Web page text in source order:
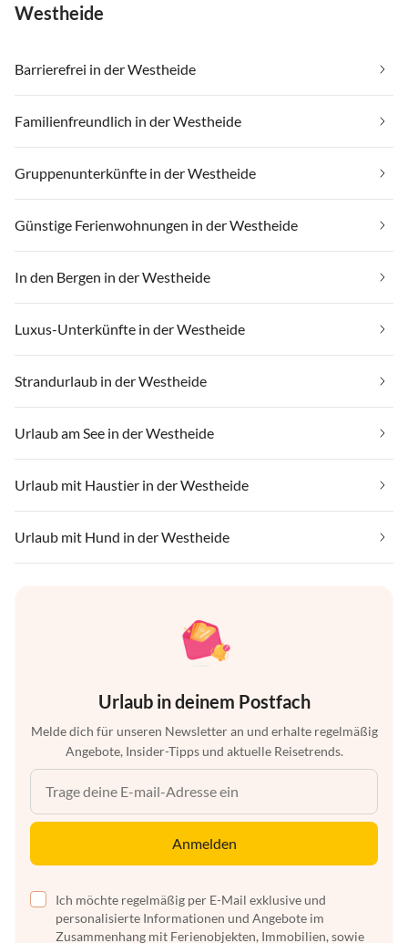
Westheide
Barrierefrei in der Westheide
Familienfreundlich in der Westheide
Gruppenunterkünfte in der Westheide
Günstige Ferienwohnungen in der Westheide
In den Bergen in der Westheide
Luxus-Unterkünfte in der Westheide
Strandurlaub in der Westheide
Urlaub am See in der Westheide
Urlaub mit Haustier in der Westheide
Urlaub mit Hund in der Westheide
Urlaub in deinem Postfach
Melde dich für unseren Newsletter an und erhalte regelmäßig
Angebote, Insider-Tipps und aktuelle Reisetrends.
Anmelden
Ich möchte regelmäßig per E-Mail exklusive und
personalisierte Informationen und Angebote im
Zusammenhang mit Ferienobjekten, Immobilien, sowie